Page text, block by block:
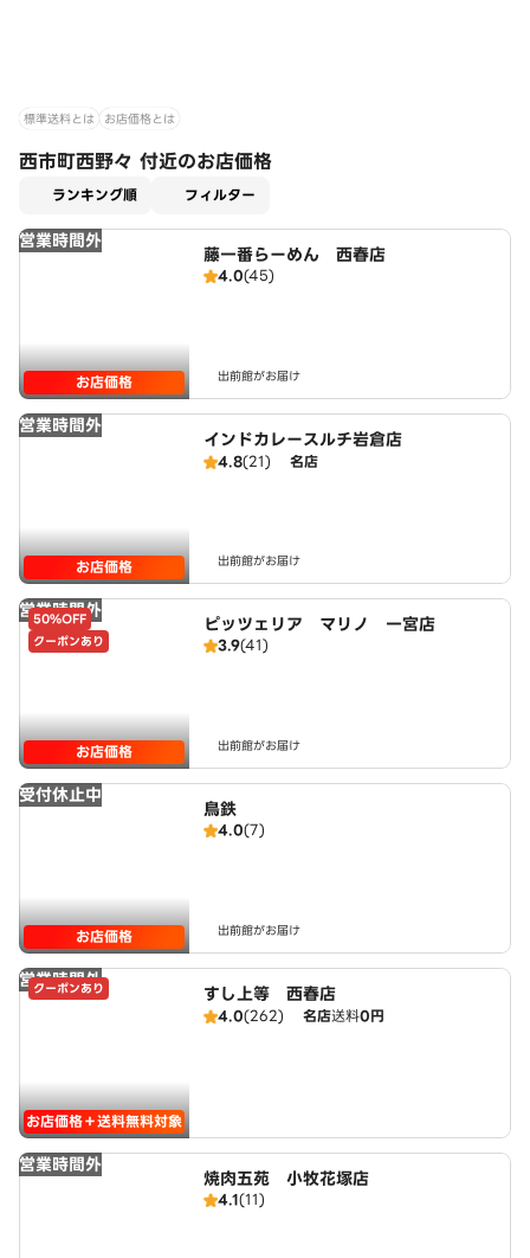
標準送料とは お店価格とは
西市町西野々 付近のお店価格
ランキング順 フィルター
営業時間外
お店価格
藤一番らーめん 西春店
4.0(45)
出前館がお届け
営業時間外
お店価格
インドカレースルチ岩倉店
4.8(21) 名店
出前館がお届け
営業時間外
50%OFF
クーポンあり
お店価格
ピッツェリア マリノ 一宮店
3.9(41)
出前館がお届け
受付休止中
お店価格
鳥鉄
4.0(7)
出前館がお届け
営業時間外
クーポンあり
お店価格＋送料無料対象
すし上等 西春店
4.0(262) 名店送料0円
営業時間外
焼肉五苑 小牧花塚店
4.1(11)